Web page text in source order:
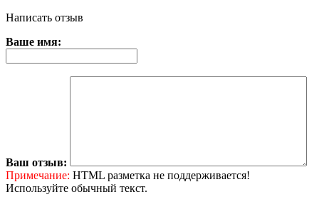
Написать отзыв
Ваше имя:
Ваш отзыв:
Примечание: HTML разметка не поддерживается!
Используйте обычный текст.